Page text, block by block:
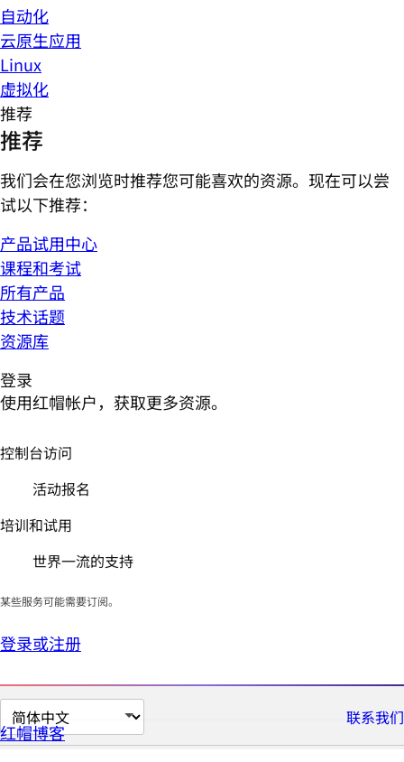
自动化
云原生应用
Linux
虚拟化
推荐
推荐
我们会在您浏览时推荐您可能喜欢的资源。现在可以尝
试以下推荐：
产品试用中心
课程和考试
所有产品
技术话题
资源库
登录
使用红帽帐户，获取更多资源。
控制台访问
活动报名
培训和试用
世界一流的支持
某些服务可能需要订阅。
登录或注册
切
换
联系我们
红帽博客